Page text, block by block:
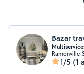
Bazar
Ramonville-
1/5 (1